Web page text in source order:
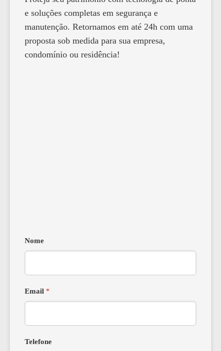
e soluções completas em segurança e
manutenção. Retornamos em até 24h com uma
proposta sob medida para sua empresa,
condomínio ou residência!
Nome
Email *
Telefone